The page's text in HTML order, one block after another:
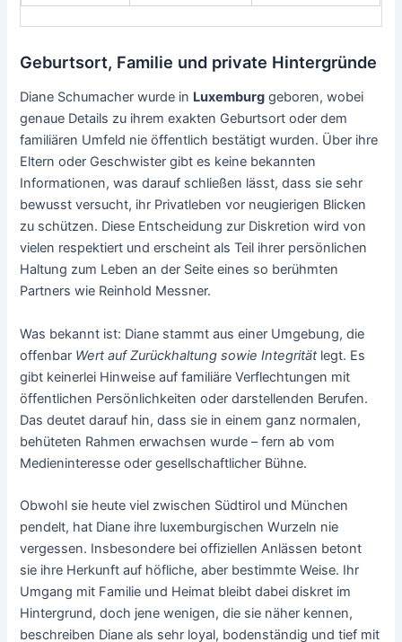
Geburtsort, Familie und private Hintergründe
Diane Schumacher wurde in Luxemburg geboren, wobei
genaue Details zu ihrem exakten Geburtsort oder dem
familiären Umfeld nie öffentlich bestätigt wurden. Über ihre
Eltern oder Geschwister gibt es keine bekannten
Informationen, was darauf schließen lässt, dass sie sehr
bewusst versucht, ihr Privatleben vor neugierigen Blicken
zu schützen. Diese Entscheidung zur Diskretion wird von
vielen respektiert und erscheint als Teil ihrer persönlichen
Haltung zum Leben an der Seite eines so berühmten
Partners wie Reinhold Messner.
Was bekannt ist: Diane stammt aus einer Umgebung, die
offenbar Wert auf Zurückhaltung sowie Integritätlegt. Es
gibt keinerlei Hinweise auf familiäre Verflechtungen mit
öffentlichen Persönlichkeiten oder darstellenden Berufen.
Das deutet darauf hin, dass sie in einem ganz normalen,
behüteten Rahmen erwachsen wurde – fern ab vom
Medieninteresse oder gesellschaftlicher Bühne.
Obwohl sie heute viel zwischen Südtirol und München
pendelt, hat Diane ihre luxemburgischen Wurzeln nie
vergessen. Insbesondere bei offiziellen Anlässen betont
sie ihre Herkunft auf höfliche, aber bestimmte Weise. Ihr
Umgang mit Familie und Heimat bleibt dabei diskret im
Hintergrund, doch jene wenigen, die sie näher kennen,
beschreiben Diane als sehr loyal, bodenständig und tief mit